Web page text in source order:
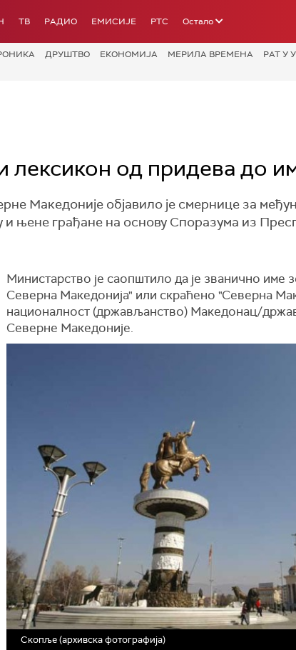
ТВ РАДИО ЕМИСИЈЕ РТС Остало
ДРУШТВО ЕКОНОМИЈА МЕРИЛА ВРЕМЕНА РАТ У
лексикон од придева до
Македоније објавило је смернице за
и њене грађане на основу Споразума из
Министарство је саопштило да је званично име
Северна Македонија" или скраћено "Северна
националност (држављанство) Македонац/
Северне Македоније.
Скопље (архивска фотографија)